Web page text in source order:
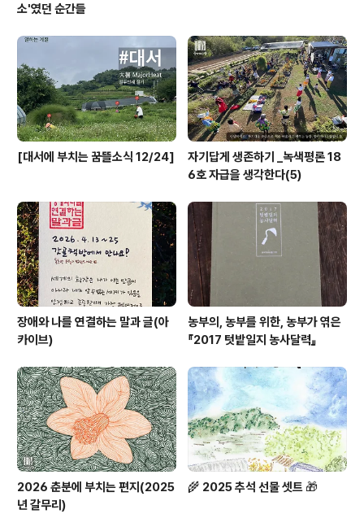
소'였던 순간들
[대서에 부치는 꿈뜰소식 12/24]
자기답게 생존하기 _녹색평론 18
6호 자급을 생각한다(5)
장애와 나를 연결하는 말과 글(아
카이브)
농부의, 농부를 위한, 농부가 엮은
『2017 텃밭일지 농사달력』
2026 춘분에 부치는 편지(2025
년 갈무리)
🌾 2025 추석 선물 셋트 🎁